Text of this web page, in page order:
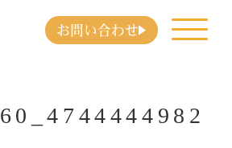
お問い合わせ